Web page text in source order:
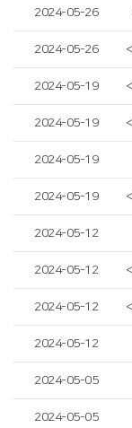
2024-05-26
2024-05-26
2024-05-19
2024-05-19
2024-05-19
2024-05-19
2024-05-12
2024-05-12
2024-05-12
2024-05-12
2024-05-05
2024-05-05